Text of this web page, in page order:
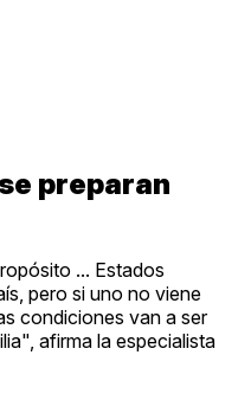
preparan
... Estados
pero si uno no viene
condiciones van a ser
afirma la especialista